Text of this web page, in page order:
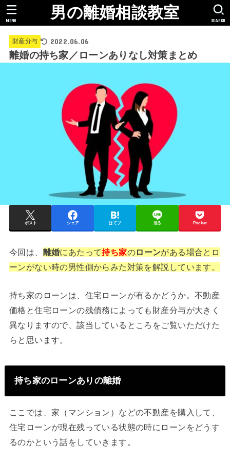
男の離婚相談教室 SEARCH
MENU
財産分与 2022.06.06
離婚の持ち家／ローンありなし対策まとめ
ポスト シェア はてブ 送る Pocket
今回は、 離婚にあたって持ち家のローンがある場合とロ
ーンがない時の男性側からみた対策を解説しています。
持ち家のローンは、住宅ローンが有るかどうか。不動産
価格と住宅ローンの残債務によっても財産分与が大きく
異なりますので、該当しているところをご覧いただけた
らと思います。
持ち家のローンありの離婚
ここでは、家（マンション）などの不動産を購入して、
住宅ローンが現在残っている状態の時にローンをどうす
るのかという話をしていきます。